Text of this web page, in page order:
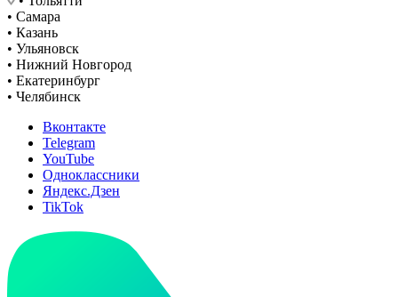
• Самара
• Казань
• Ульяновск
• Нижний Новгород
• Екатеринбург
• Челябинск
Вконтакте
Telegram
YouTube
Одноклассники
Яндекс.Дзен
TikTok